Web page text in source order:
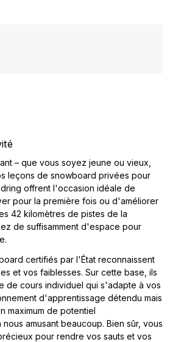
– que vous soyez jeune ou vieux,
leçons de snowboard privées pour
offrent l'occasion idéale de
pour la première fois ou d'améliorer
42 kilomètres de pistes de la
de suffisamment d'espace pour
certifiés par l'État reconnaissent
et vos faiblesses. Sur cette base, ils
de cours individuel qui s'adapte à vos
d'apprentissage détendu mais
maximum de potentiel
amusant beaucoup. Bien sûr, vous
pour rendre vos sauts et vos